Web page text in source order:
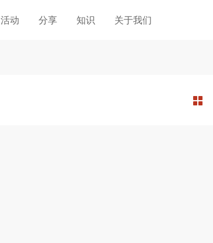
活动 分享 知识 关于我们